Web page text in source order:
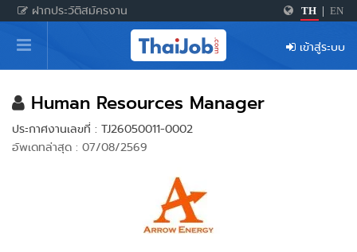
ฝากประวัติสมัครงาน TH EN
หน้าหลัก
ผู้สมัครงาน: เข้าสู่ระบบ
ฝากประวัติสมัครงาน
เกร็ดความรู้
เข้าสู่ระบบ
Human Resources Manager
ประกาศงานเลขที่ : TJ26050011-0002
อัพเดทล่าสุด : 07/08/2569